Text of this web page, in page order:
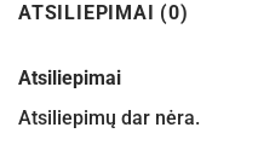
ATSILIEPIMAI (0)
Atsiliepimai
Atsiliepimų dar nėra.